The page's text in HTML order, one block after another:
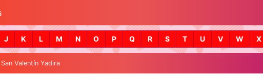
J K L M N O P Q R S T U V W X
San Valentín Yadira